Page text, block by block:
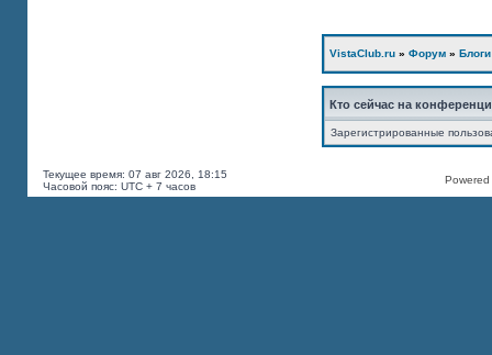
VistaClub.ru » Форум » Блоги
Кто сейчас на
Зарегистрированные
Текущее время: 07 авг 2026, 18:15
Часовой пояс: UTC + 7 часов